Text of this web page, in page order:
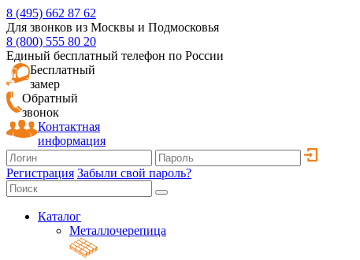
8 (495) 662 87 62
Для звонков из Москвы и Подмосковья
8 (800) 555 80 20
Единый бесплатный телефон по России
Бесплатный
замер
Обратный
звонок
Контактная
информация
Регистрация Забыли свой пароль?
Каталог
Металлочерепица